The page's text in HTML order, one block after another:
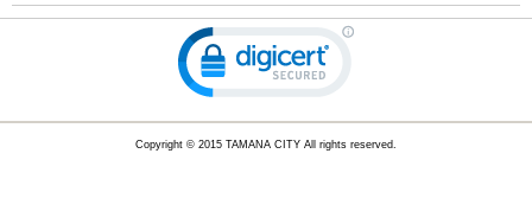
Copyright © 2015 TAMANA CITY All rights reserved.